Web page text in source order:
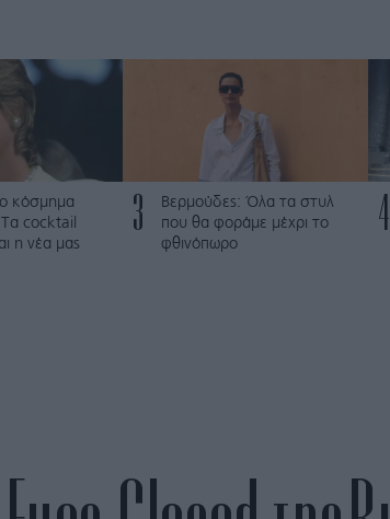
κόσμημα
cocktail
η νέα μας
3
Βερμούδες: Όλα τα στυλ
που θα φοράμε μέχρι το
φθινόπωρο
4